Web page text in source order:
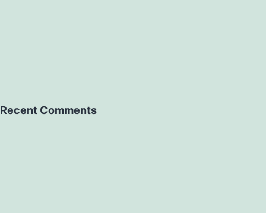
Recent Comments